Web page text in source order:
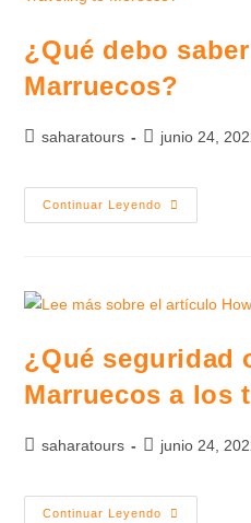
¿Qué debo
Marruecos?
saharatours junio 24,
Continuar Leyendo
¿Qué seguridad
Marruecos a los
saharatours junio 24,
Continuar Leyendo